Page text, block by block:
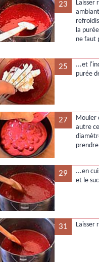
23
la
ne faut
25
...et
purée
27
Mouler
autre
29
...en
et le
31 Laisser